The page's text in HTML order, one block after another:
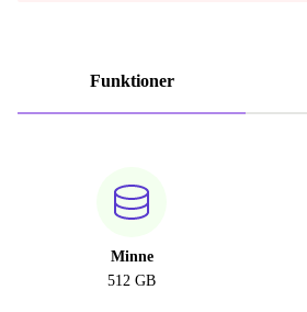
Funktioner
Minne
512 GB